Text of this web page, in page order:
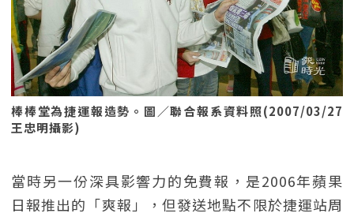
棒棒堂為捷運報造勢。圖／聯合報系資料照(2007/03/27
王忠明攝影)
當時另一份深具影響力的免費報，是2006年蘋果
日報推出的「爽報」，但發送地點不限於捷運站周